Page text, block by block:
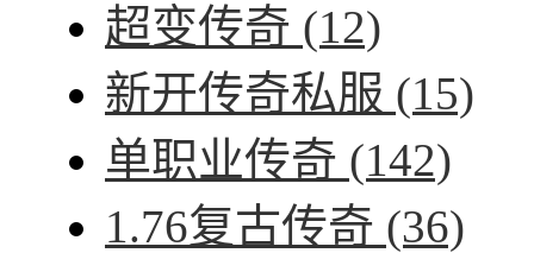
超变传奇 (12)
新开传奇私服 (15)
单职业传奇 (142)
1.76复古传奇 (36)